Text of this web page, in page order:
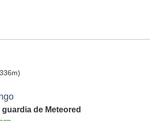
guardia de Meteored